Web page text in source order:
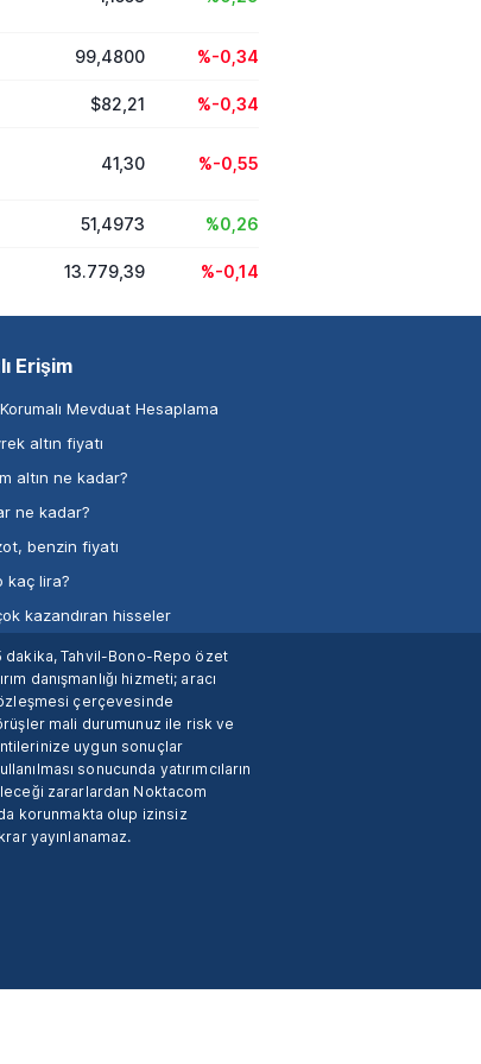
99,4800 %-0,34
$82,21 %-0,34
41,30 %-0,55
51,4973 %0,26
13.779,39 %-0,14
Erişim
Mevduat Hesaplama
altın fiyatı
altın ne kadar?
ne kadar?
benzin fiyatı
kaç lira?
kazandıran hisseler
dakika, Tahvil-Bono-Repo özet
danışmanlığı hizmeti; aracı
çerçevesinde
mali durumunuz ile risk ve
uygun sonuçlar
sonucunda yatırımcıların
zararlardan Noktacom
korunmakta olup izinsiz
yayınlanamaz.